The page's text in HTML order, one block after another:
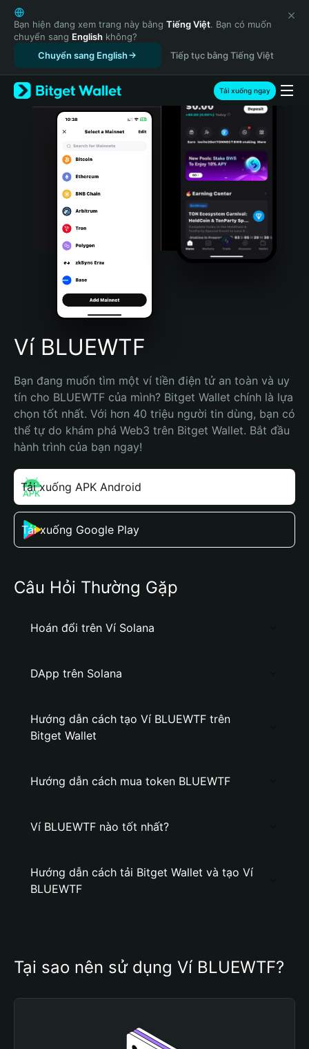
English
日本語
Tiếng Việt
Русский
Español (Latinoamérica)
Türkçe
Italiano
Português (Portugal)
Bahasa Indonesia
Português (Brasil)
Español (Argentina)
Bạn hiện đang xem trang này bằng Tiếng Việt. Bạn có muốn
chuyển sang English không?
Chuyển sang English
Tiếp tục bằng Tiếng Việt
Tải xuống ngay
Ví BLUEWTF
Bạn đang muốn tìm một ví tiền điện tử an toàn và uy
tín cho BLUEWTF của mình? Bitget Wallet chính là lựa
chọn tốt nhất. Với hơn 40 triệu người tin dùng, bạn có
thể tự do khám phá Web3 trên Bitget Wallet. Bắt đầu
hành trình của bạn ngay!
Tải xuống APK Android
Tải xuống Google Play
Câu Hỏi Thường Gặp
Hoán đổi trên Ví Solana
DApp trên Solana
Hướng dẫn cách tạo Ví BLUEWTF trên
Bitget Wallet
Hướng dẫn cách mua token BLUEWTF
Ví BLUEWTF nào tốt nhất?
Hướng dẫn cách tải Bitget Wallet và tạo Ví
BLUEWTF
Tại sao nên sử dụng Ví BLUEWTF?